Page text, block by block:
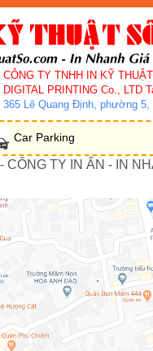
CÔNG TY TNHH IN KỸ
DIGITAL PRINTING Co., LTD
365 Lê Quang Định, phường 5,
Car Parking
- CÔNG TY IN ẤN - IN